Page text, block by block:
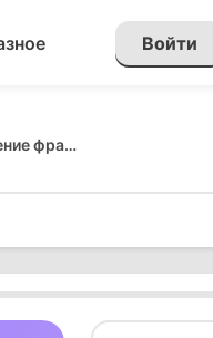
Войти
Произношение французских глаголов в Простом будущем времени